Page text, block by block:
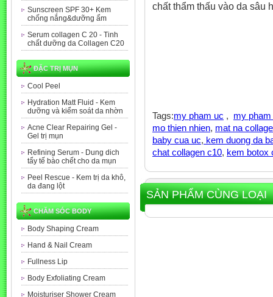
Sunscreen SPF 30+ Kem
chống nắng&dưỡng ẩm
Serum collagen C 20 - Tinh
chất dưỡng da Collagen C20
ĐẶC TRỊ MỤN
Cool Peel
Hydration Matt Fluid - Kem
dưỡng và kiểm soát da nhờn
Acne Clear Repairing Gel -
Gel trị mụn
Refining Serum - Dung dich
tẩy tế bào chết cho da mụn
Peel Rescue - Kem trị da khô,
da đang lột
CHĂM SÓC BODY
Body Shaping Cream
Hand & Nail Cream
Fullness Lip
Body Exfoliating Cream
Moisturiser Shower Cream
chấtthẩm thấu vào da sâu
Tags:my pham uc , my pham
mo thien nhien, mat na
baby cua uc, kem duong da
chat collagen c10, kem botox
SẢN PHẨM CÙNG LOẠI